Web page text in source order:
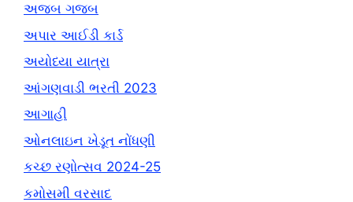
અજબ ગજબ
અપાર આઈડી કાર્ડ
અયોધ્યા યાત્રા
આંગણવાડી ભરતી 2023
આગાહી
ઓનલાઇન ખેડૂત નોંધણી
કચ્છ રણોત્સવ 2024-25
કમોસમી વરસાદ